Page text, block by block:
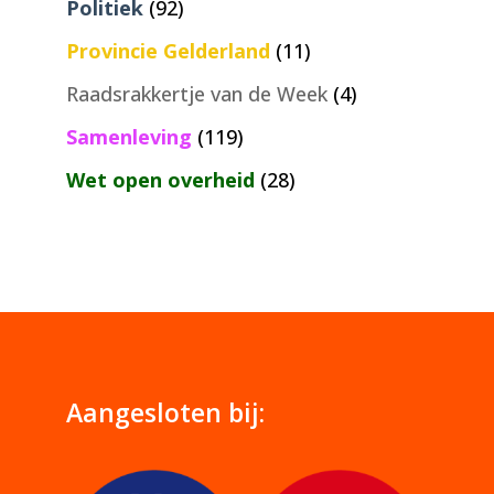
Politiek(92)
Provincie Gelderland (11)
Raadsrakkertje van de Week(4)
Samenleving (119)
Wet open overheid (28)
Aangesloten bij: